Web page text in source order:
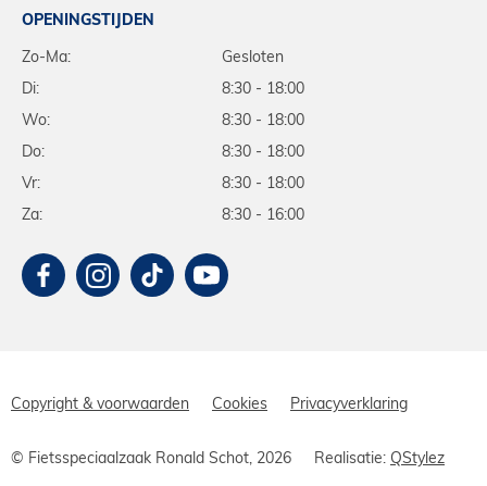
OPENINGSTIJDEN
Zo-Ma:
Gesloten
Di:
8:30 - 18:00
Wo:
8:30 - 18:00
Do:
8:30 - 18:00
Vr:
8:30 - 18:00
Za:
8:30 - 16:00
Copyright & voorwaarden Cookies Privacyverklaring
© Fietsspeciaalzaak Ronald Schot, 2026 Realisatie: QStylez